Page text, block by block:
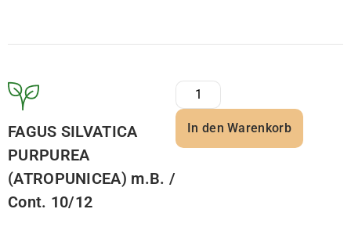
FAGUS SILVATICA
PURPUREA
(ATROPUNICEA) m.B. /
Cont. 10/12
In den Warenkorb